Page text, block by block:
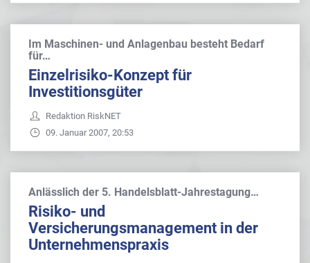
Im Maschinen- und Anlagenbau besteht Bedarf
für…
Einzelrisiko-Konzept für
Investitionsgüter
Redaktion RiskNET
09. Januar 2007, 20:53
Anlässlich der 5. Handelsblatt-Jahrestagung…
Risiko- und
Versicherungsmanagement in der
Unternehmenspraxis